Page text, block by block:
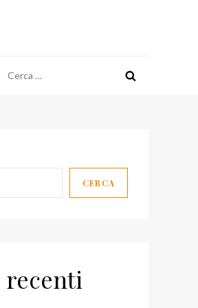
per:
CERCA